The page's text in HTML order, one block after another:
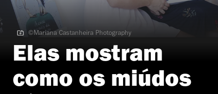
©Mariana Castanheira Photography
©Mariana Castanheira Photography
Elas mostram
como os miúdos